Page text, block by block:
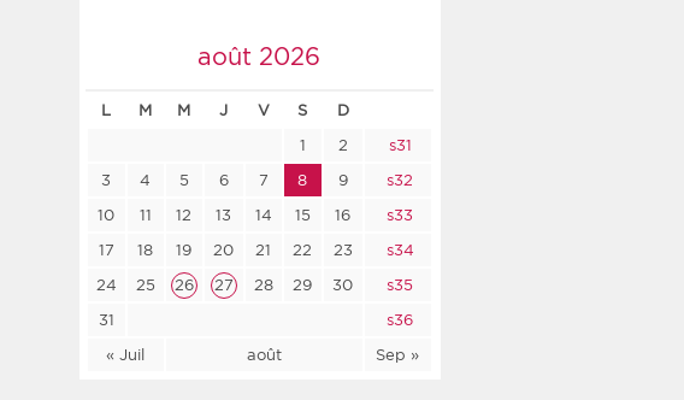
Chronologique
Inversé
août 2026
L M M J V S D
« Juil août Sep »
1 2
s31
3
4 5 6 7 8 9
s32
10
11 12 13 14 15 16
s33
17
18 19 20 21 22 23
s34
24
25 26 27 28 29 30
s35
31
s36